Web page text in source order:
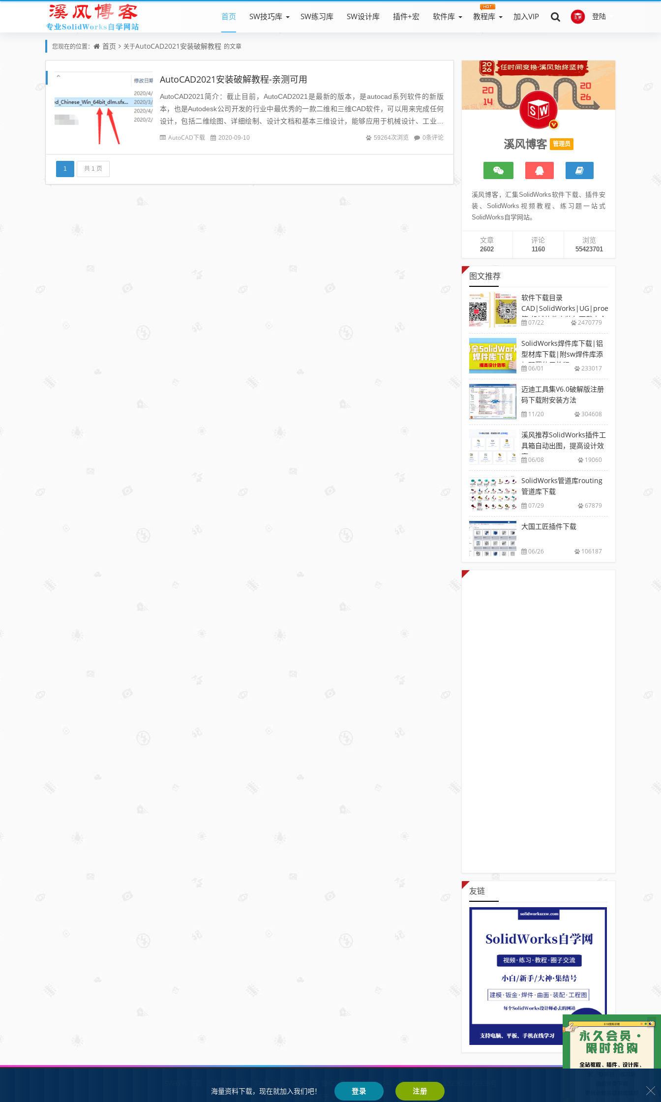
登陆
首页 SW技巧库 SW练习库 SW设计库 插件+宏 软件库 教程库 加入VIP
您现在的位置： 首页 关于AutoCAD2021安装破解教程 的文章
AutoCAD2021安装破解教程-亲测可用
AutoCAD2021简介：截止目前，AutoCAD2021是最新的版本，是autocad系列软件的新版
本，也是Autodesk公司开发的行业中最优秀的一款二维和三维CAD软件，可以用来完成任何
设计，包括二维绘图、详细绘制、设计文档和基本三维设计，能够应用于机械设计、工业制
图、工程制图、土木建筑、装...
AutoCAD下载 2020-09-10 59264次浏览 0条评论
1 共 1 页
溪风博客 管理员
溪风博客，汇集SolidWorks软件下载、插件安
装、SolidWorks视频教程、练习题一站式
SolidWorks自学网站。
文章
2602
评论
1160
浏览
55423701
图文推荐
软件下载目录
CAD|SolidWorks|UG|proe
等-机械软件安装包下载大全
07/22 2470779
SolidWorks焊件库下载|铝
型材库下载|附sw焊件库添
加配置使用教程
06/01 233017
迈迪工具集V6.0破解版注册
码下载附安装方法
11/20 304608
溪风推荐SolidWorks插件工
具箱自动出图，提高设计效
率06/08 19060
SolidWorks管道库routing
管道库下载
07/29 67879
大国工匠插件下载
06/26 106187
友链
鲁ICP备2021002287号-1鲁公网安备 37132902372928号
SW自学网 Z-BlogPHP 搭建
×
海量资料下载，现在就加入我们吧！ 登录 注册